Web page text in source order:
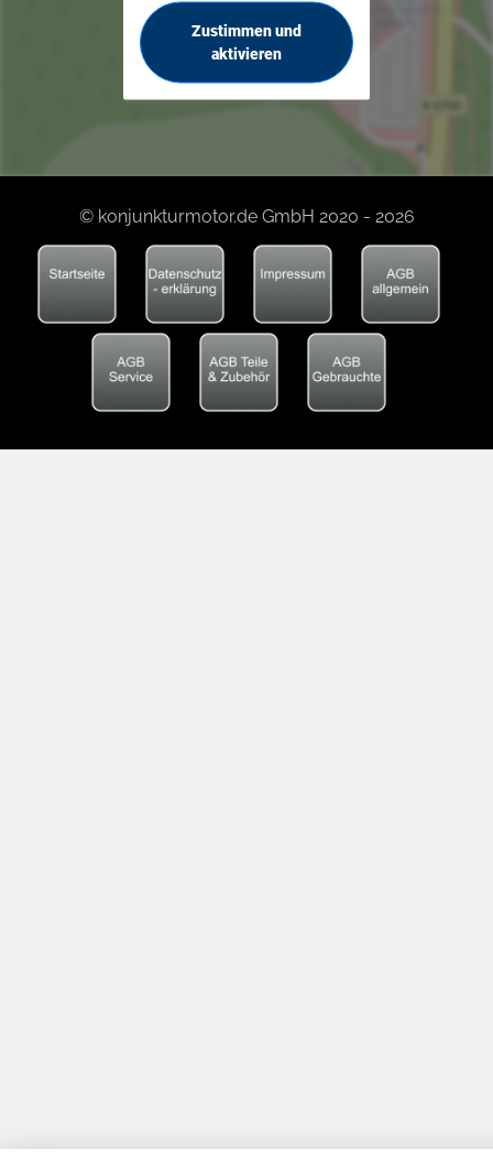
Zustimmen und
aktivieren
© konjunkturmotor.de GmbH 2020 - 2026